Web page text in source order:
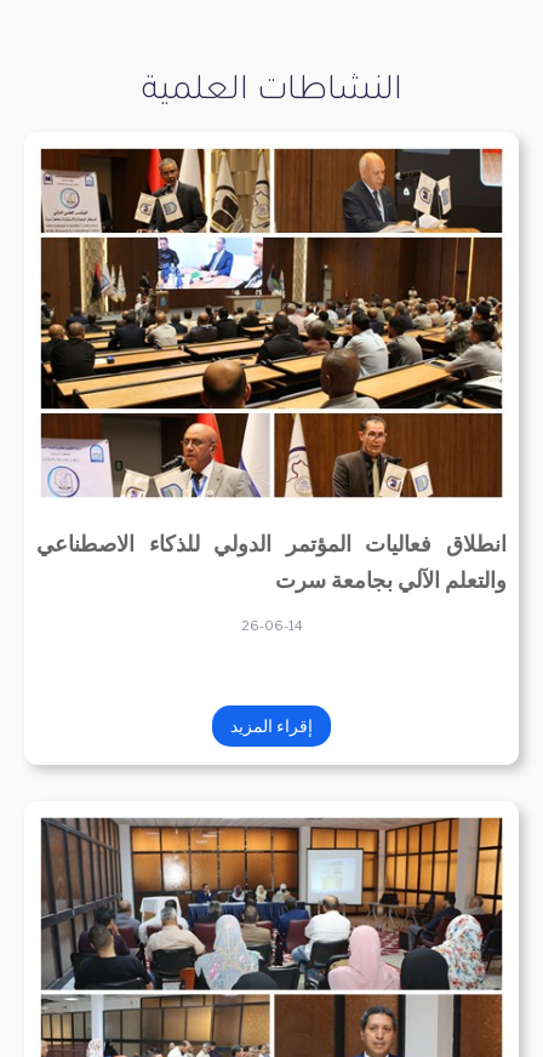
النشاطات العلمية
انطلاق فعاليات المؤتمر الدولي للذكاء الاصطناعي
والتعلم الآلي بجامعة سرت
26-06-14
إقراء المزيد